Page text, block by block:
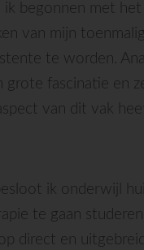
ik begonnen met het
van mijn
te worden.
grote fascinatie en
van dit vak
ik onderwijl
te gaan
direct en uitgebreid